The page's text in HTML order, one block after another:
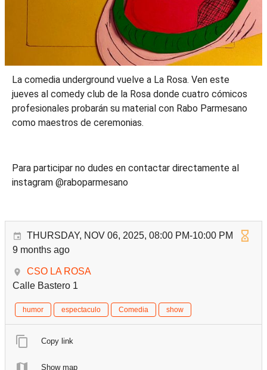
La comedia underground vuelve a La Rosa. Ven este
jueves al comedy club de la Rosa donde cuatro cómicos
profesionales probarán su material con Rabo Parmesano
como maestros de ceremonias.
Para participar no dudes en contactar directamente al
instagram @raboparmesano
THURSDAY, NOV 06, 2025, 08:00 PM-10:00 PM
9 months ago
CSO LA ROSA
Calle Bastero 1
humor espectaculo Comedia show
Copy link
Show map